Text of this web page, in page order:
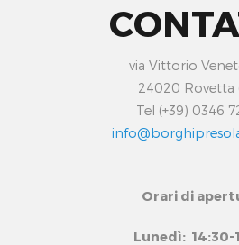
via Vittorio
24020 Rovetta
Tel (+39) 0346
Orari di
Lunedì: 14:30-